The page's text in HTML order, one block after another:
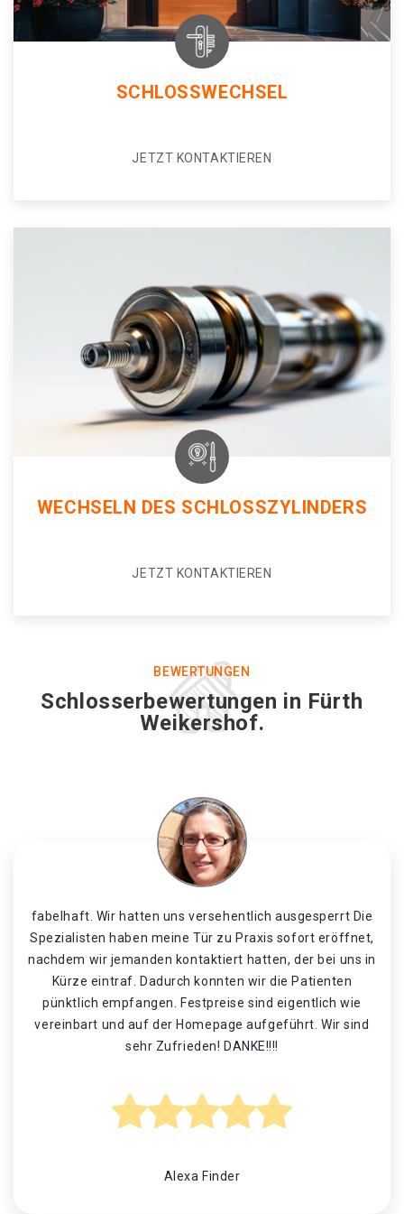
SCHLOSSWECHSEL
JETZT KONTAKTIEREN
WECHSELN DES SCHLOSSZYLINDERS
JETZT KONTAKTIEREN
BEWERTUNGEN
Schlosserbewertungen in Fürth
Weikershof.
fabelhaft. Wir hatten uns versehentlich ausgesperrt Die
Spezialisten haben meine Tür zu Praxis sofort eröffnet,
nachdem wir jemanden kontaktiert hatten, der bei uns in
Kürze eintraf. Dadurch konnten wir die Patienten
pünktlich empfangen. Festpreise sind eigentlich wie
vereinbart und auf der Homepage aufgeführt. Wir sind
sehr Zufrieden! DANKE!!!!
Alexa Finder